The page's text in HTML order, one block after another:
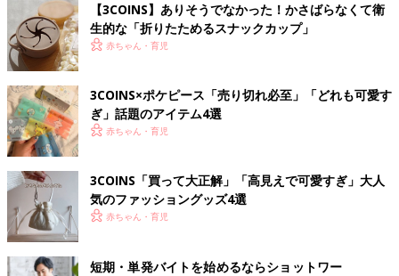
【3COINS】ありそうでなかった！かさばらなくて衛
生的な「折りたためるスナックカップ」
赤ちゃん・育児
3COINS×ポケピース「売り切れ必至」「どれも可愛す
ぎ」話題のアイテム4選
赤ちゃん・育児
3COINS「買って大正解」「高見えで可愛すぎ」大人
気のファッショングッズ4選
赤ちゃん・育児
短期・単発バイトを始めるならショットワー